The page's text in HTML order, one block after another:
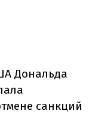
Дональда
санкций